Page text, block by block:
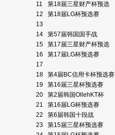
11
第18届三星财产杯预选
12
第18届LG杯预选赛
13
14
第57届韩国国手战
15
第17届三星财产杯预选
16
第17届LG杯预选赛
17
18
第4届BC信用卡杯预选赛
19
第16届三星杯预选赛
20
第2届韩国OllehKT杯
21
第16届LG杯预选赛
22
第6届韩国十段战
23
第15届三星杯预选赛